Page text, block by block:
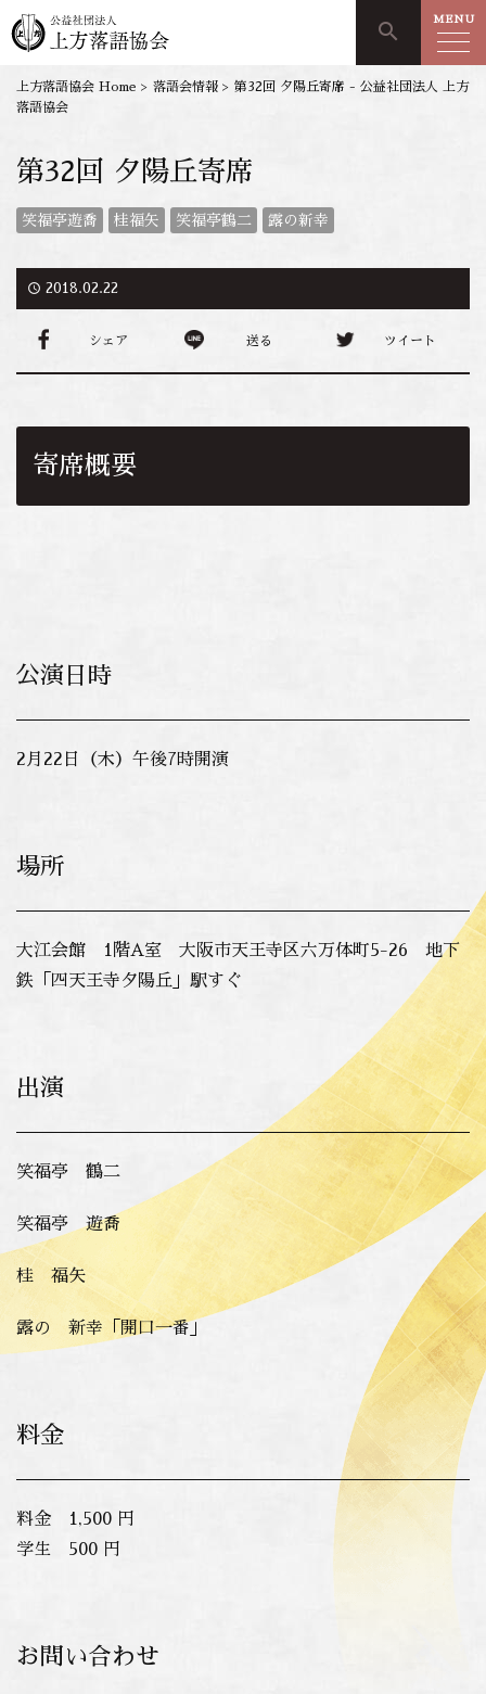
search MENU
上方落語協会 Home > 落語会情報 > 第32回 夕陽丘寄席 - 公益社団法人 上方
落語協会
第32回 夕陽丘寄席
笑福亭遊喬 桂福矢 笑福亭鶴二 露の新幸
access_time 2018.02.22
シェア 送る ツイート
寄席概要
公演日時
2月22日（木）午後7時開演
場所
大江会館 1階A室 大阪市天王寺区六万体町5-26 地下
鉄「四天王寺夕陽丘」駅すぐ
出演
笑福亭 鶴二
笑福亭 遊喬
桂 福矢
露の 新幸「開口一番」
料金
料金 1,500 円
学生 500 円
お問い合わせ